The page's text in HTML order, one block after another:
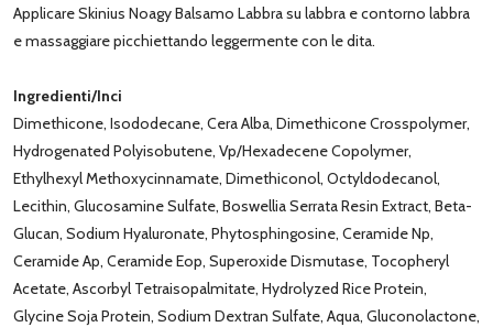
Applicare Skinius Noagy Balsamo Labbra su labbra e contorno labbra
e massaggiare picchiettando leggermente con le dita.
Ingredienti/Inci
Dimethicone, Isododecane, Cera Alba, Dimethicone Crosspolymer,
Hydrogenated Polyisobutene, Vp/Hexadecene Copolymer,
Ethylhexyl Methoxycinnamate, Dimethiconol, Octyldodecanol,
Lecithin, Glucosamine Sulfate, Boswellia Serrata Resin Extract, Beta-
Glucan, Sodium Hyaluronate, Phytosphingosine, Ceramide Np,
Ceramide Ap, Ceramide Eop, Superoxide Dismutase, Tocopheryl
Acetate, Ascorbyl Tetraisopalmitate, Hydrolyzed Rice Protein,
Glycine Soja Protein, Sodium Dextran Sulfate, Aqua, Gluconolactone,